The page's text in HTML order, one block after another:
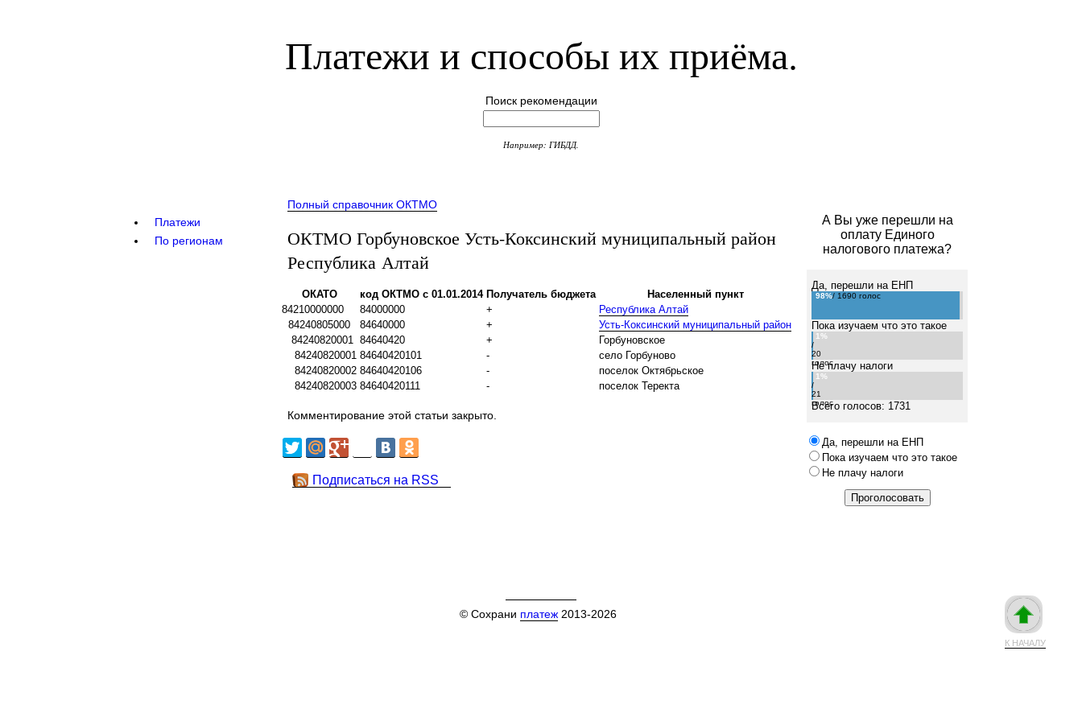
Платежи и способы их приёма.
Поиск рекомендации
Например: ГИБДД.
Платежи
По регионам
А Вы уже перешли на
оплату Единого
налогового платежа?
Да, перешли на ЕНП
98%/ 1690 голос
Пока изучаем что это такое
1%
/
20
голос
Не плачу налоги
1%
/
21
голос
Всего голосов: 1731
Да, перешли на ЕНП
Пока изучаем что это такое
Не плачу налоги
Полный справочник ОКТМО
ОКТМО Горбуновское Усть-Коксинский муниципальный район
Республика Алтай
ОКАТО код ОКТМО с 01.01.2014 Получатель бюджета
Населенный пункт
84210000000
84000000 +
Республика Алтай
84240805000
84640000 +
Усть-Коксинский муниципальный район
84240820001 84640420 +
Горбуновское
84240820001 84640420101 -
село Горбуново
84240820002 84640420106 -
поселок Октябрьское
84240820003 84640420111 - поселок Теректа
Комментирование этой статьи закрыто.
Подписаться на RSS
К НАЧАЛУ
© Сохрани платеж2013-2026